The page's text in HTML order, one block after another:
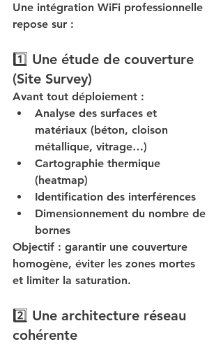
Une intégration WiFi professionnelle
repose sur :
1️⃣ Une étude de couverture
(Site Survey)
Avant tout déploiement :
Analyse des surfaces et
matériaux (béton, cloison
métallique, vitrage…)
Cartographie thermique
(heatmap)
Identification des interférences
Dimensionnement du nombre de
bornes
Objectif : garantir une couverture
homogène, éviter les zones mortes
et limiter la saturation.
2️⃣ Une architecture réseau
cohérente